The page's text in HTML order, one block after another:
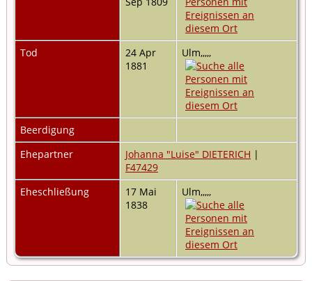
Tod
24 Apr
1881
Ulm,,,,,
Beerdigung
Ehepartner
Johanna "Luise" DIETERICH |
F47429
Eheschließung
17 Mai
1838
Ulm,,,,,